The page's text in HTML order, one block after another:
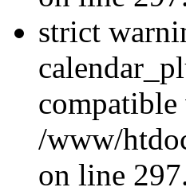
strict
/www/
on line